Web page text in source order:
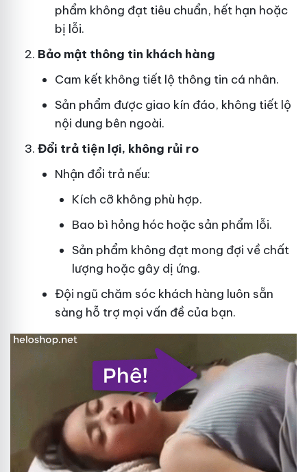
phẩm không đạt tiêu chuẩn, hết hạn hoặc
bị lỗi.
Bảo mật thông tin khách hàng
Cam kết không tiết lộ thông tin cá nhân.
Sản phẩm được giao kín đáo, không tiết lộ
nội dung bên ngoài.
Đổi trả tiện lợi, không rủi ro
Nhận đổi trả nếu:
Kích cỡ không phù hợp.
Bao bì hỏng hóc hoặc sản phẩm lỗi.
Sản phẩm không đạt mong đợi về chất
lượng hoặc gây dị ứng.
Đội ngũ chăm sóc khách hàng luôn sẵn
sàng hỗ trợ mọi vấn đề của bạn.